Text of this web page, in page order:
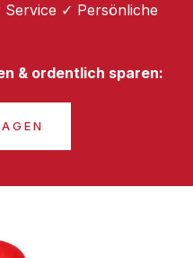
Service ✓ Persönliche
& ordentlich sparen: